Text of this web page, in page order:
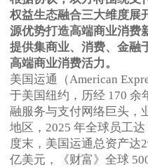
权益生态融合三大维度展
源优势打造高端商业消费
提供集商业、消费、金融
高端商业消费活力。
美国运通（American
于美国纽约，历经 170 余
融服务与支付网络巨头，
地区，2025 年全球员工
度末，美国运通总资产达
亿美元，《财富》全球